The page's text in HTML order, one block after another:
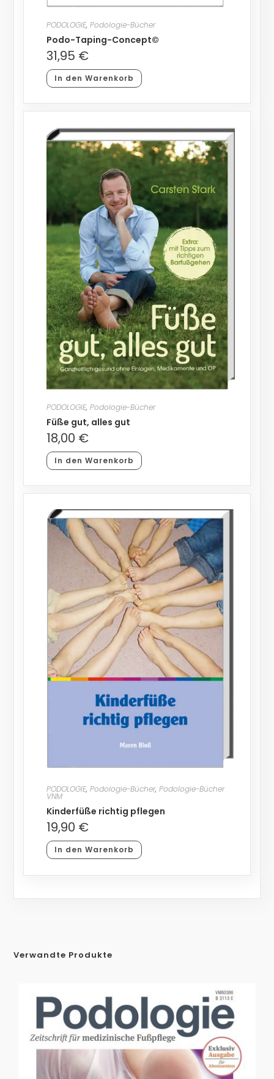
PODOLOGIE, Podologie-Bücher
Podo-Taping-Concept©
31,95 €
In den Warenkorb
PODOLOGIE, Podologie-Bücher
Füße gut, alles gut
18,00 €
In den Warenkorb
PODOLOGIE, Podologie-Bücher, Podologie-Bücher
VNM
Kinderfüße richtig pflegen
19,90 €
In den Warenkorb
Verwandte Produkte